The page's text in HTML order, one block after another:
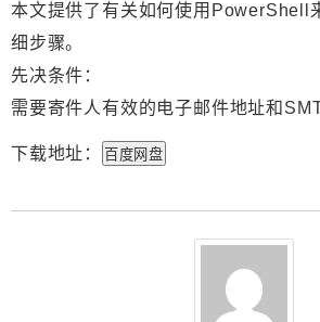
本文提供了有关如何使用PowerShell
细步骤。
先决条件：
需要寄件人有效的电子邮件地址和
下载地址： 百度网盘